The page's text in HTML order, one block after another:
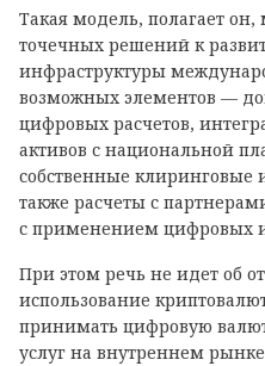
Такая модель, полагает он,
точечных решений к
инфраструктуры
возможных элементов —
цифровых расчетов,
активов с национальной
собственные клиринговые
также расчеты с
с применением цифровых
При этом речь не идет об
использование
принимать цифровую
услуг на внутреннем рынке